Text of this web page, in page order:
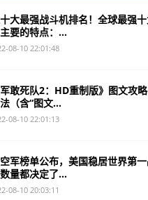
大最强战斗机排名！全球最强
要的特点：...
08-10 22:01:48
军敢死队2：HD重制版》图文攻
（含“图文...
08-10 22:01:13
军榜单公布，美国稳居世界第
量都决定了...
08-10 20:03:11